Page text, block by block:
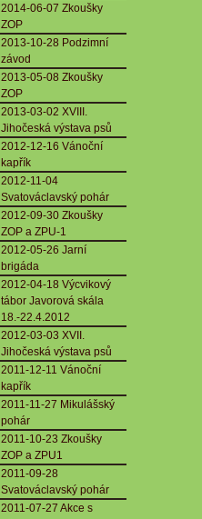
2014-06-07 Zkoušky
ZOP
2013-10-28 Podzimní
závod
2013-05-08 Zkoušky
ZOP
2013-03-02 XVIII.
Jihočeská výstava psů
2012-12-16 Vánoční
kapřík
2012-11-04
Svatováclavský pohár
2012-09-30 Zkoušky
ZOP a ZPU-1
2012-05-26 Jarní
brigáda
2012-04-18 Výcvikový
tábor Javorová skála
18.-22.4.2012
2012-03-03 XVII.
Jihočeská výstava psů
2011-12-11 Vánoční
kapřík
2011-11-27 Mikulášský
pohár
2011-10-23 Zkoušky
ZOP a ZPU1
2011-09-28
Svatováclavský pohár
2011-07-27 Akce s